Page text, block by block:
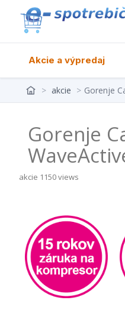
Akcie a výpredaj
> akcie > Gorenje
Gorenje
akcie 1150 views